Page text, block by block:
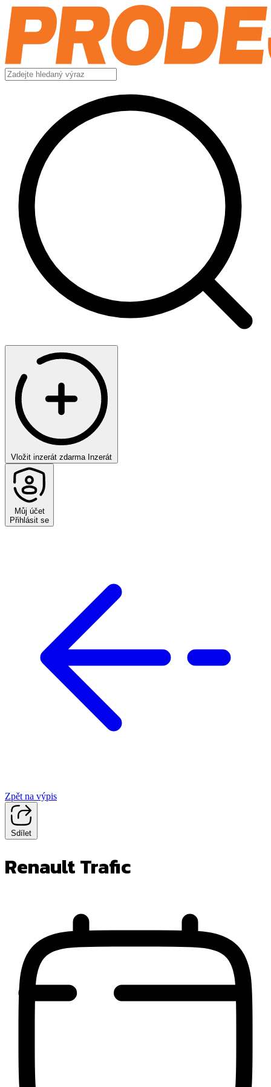
Vložit inzerát zdarma Inzerát
Můj účet
Přihlásit se
Zpět na výpis
Sdílet
Renault Trafic